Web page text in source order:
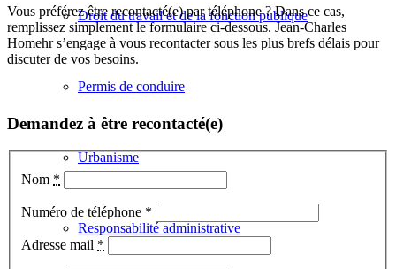
Droit du travail et de la fonction publique
Permis de conduire
Urbanisme
Responsabilité administrative
Vous préférez être recontacté(e) par téléphone ? Dans ce cas,
remplissez simplement le formulaire ci-dessous. Jean-Charles
Homehr s’engage à vous recontacter sous les plus brefs délais pour
discuter de vos besoins.
Demandez à être recontacté(e)
Nom *
Numéro de téléphone *
Adresse mail *